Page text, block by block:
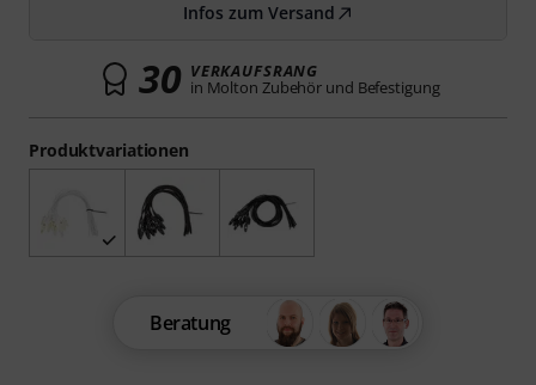
Produktvariationen
Infos zum Versand
30 VERKAUFSRANG
in Molton Zubehör und Befestigung
Beratung